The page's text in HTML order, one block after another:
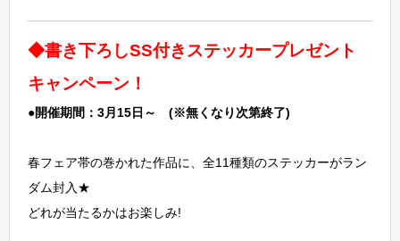
◆書き下ろしSS付きステッカープレゼント
キャンペーン！
●開催期間：3月15日～ (※無くなり次第終了)
春フェア帯の巻かれた作品に、全11種類のステッカーがラン
ダム封入★
どれが当たるかはお楽しみ!